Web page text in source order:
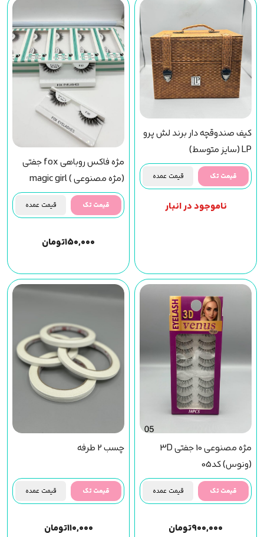
کیف صندوقچه دار برند لش پرو
LP (سایز متوسط)
قیمت تک قیمت عمده
ناموجود در انبار
مژه فاکس روباهی fox جفتی
(مژه مصنوعی ) magic girl
(f30) مجیک گرل
قیمت تک قیمت عمده
۱۵۰,۰۰۰تومان
مژه مصنوعی 10 جفتی 3D
(ونوس) کد05
قیمت تک قیمت عمده
۹۰۰,۰۰۰تومان
چسب 2 طرفه
قیمت تک قیمت عمده
۱۱۰,۰۰۰تومان